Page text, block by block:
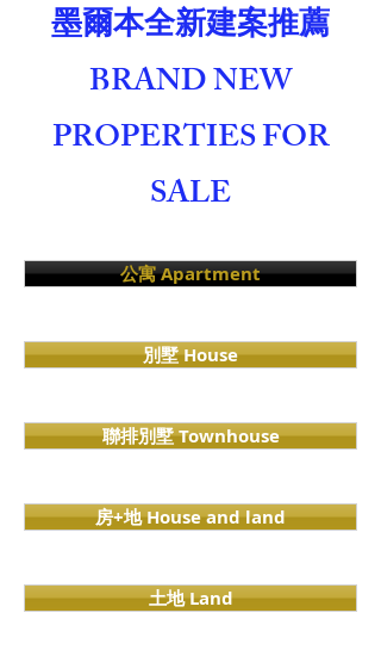
墨爾本全新建案推薦
BRAND NEW
PROPERTIES FOR
SALE
公寓 Apartment
別墅 House
聯排別墅 Townhouse
房+地 House and land
土地 Land